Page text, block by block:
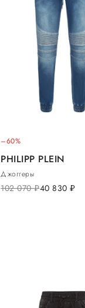
–60%
PHILIPP PLEIN
Джоггеры
102 070руб.40 830 руб.